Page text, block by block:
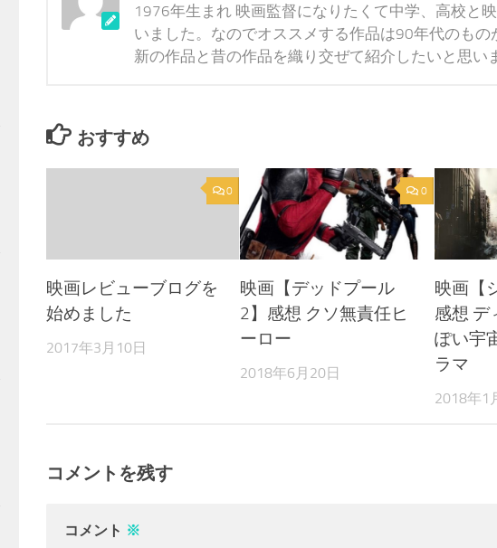
1976年生まれ 映画監督になりたくて中学、高校と
いました。なのでオススメする作品は90年代のもの
新の作品と昔の作品を織り交ぜて紹介したいと思い
おすすめ
0
映画レビューブログを
始めました
2017年3月10日
0
映画【デッドプール
2】感想 クソ無責任ヒ
ーロー
2018年6月20日
映画【
感想 デ
ぽい宇
ラマ
2018年1
コメントを残す
コメント ※